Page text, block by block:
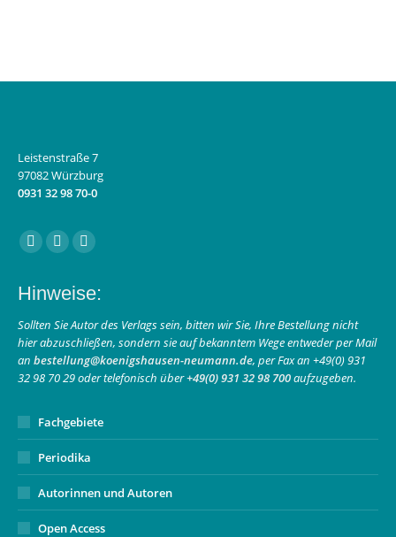
Leistenstraße 7
97082 Würzburg
0931 32 98 70-0
Finden Sie uns auf:
Facebook
opens
in
new
window
Instagram
opens
in
new
window
E-
page
opens
in
new
window
Hinweise:
Sollten Sie Autor des Verlags sein, bitten wir Sie, Ihre Bestellung nicht
hier abzuschließen, sondern sie auf bekanntem Wege entweder per Mail
an bestellung@koenigshausen-neumann.de, per Fax an +49(0) 931
32 98 70 29 oder telefonisch über+49(0) 931 32 98 700aufzugeben.
Fachgebiete
Periodika
Autorinnen und Autoren
Open Access